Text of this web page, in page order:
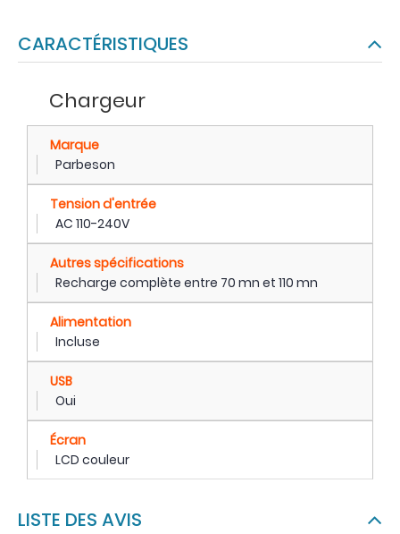
CARACTÉRISTIQUES
Chargeur
Marque
Parbeson
Tension d'entrée
AC 110-240V
Autres spécifications
Recharge complète entre 70 mn et 110 mn
Alimentation
Incluse
USB
Oui
Écran
LCD couleur
LISTE DES AVIS